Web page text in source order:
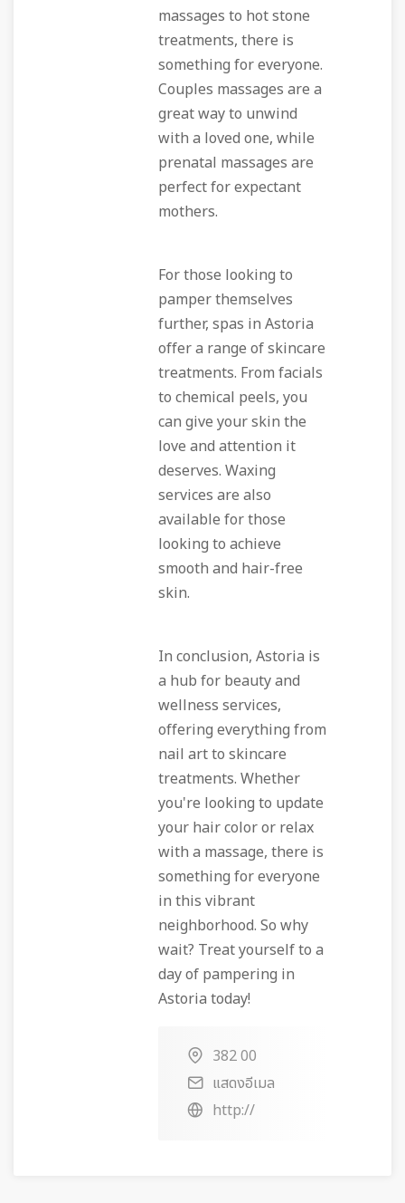
massages to hot stone
treatments, there is
something for everyone.
Couples massages are a
great way to unwind
with a loved one, while
prenatal massages are
perfect for expectant
mothers.
For those looking to
pamper themselves
further, spas in Astoria
offer a range of skincare
treatments. From facials
to chemical peels, you
can give your skin the
love and attention it
deserves. Waxing
services are also
available for those
looking to achieve
smooth and hair-free
skin.
In conclusion, Astoria is
a hub for beauty and
wellness services,
offering everything from
nail art to skincare
treatments. Whether
you're looking to update
your hair color or relax
with a massage, there is
something for everyone
in this vibrant
neighborhood. So why
wait? Treat yourself to a
day of pampering in
Astoria today!
382 00
แสดงอีเมล
http://